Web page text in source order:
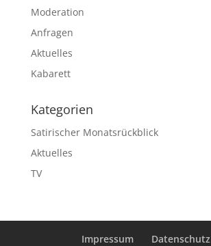
Moderation
Anfragen
Aktuelles
Kabarett
Kategorien
Satirischer Monatsrückblick
Aktuelles
TV
Impressum Datenschutz